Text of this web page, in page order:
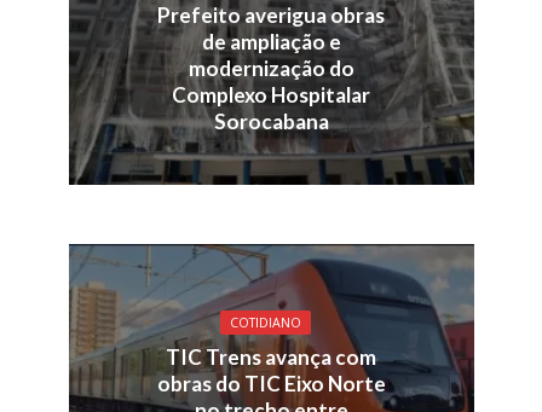
Prefeito averigua obras
de ampliação e
modernização do
Complexo Hospitalar
Sorocabana
COTIDIANO
TIC Trens avança com
obras do TIC Eixo Norte